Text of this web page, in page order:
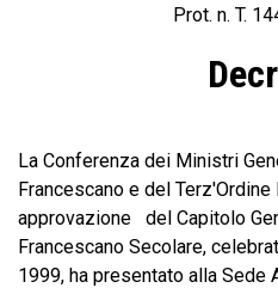
Prot. n. T.
La Conferenza dei Ministri
Francescano e del
approvazione del Capitolo
Francescano Secolare,
1999, ha presentato alla